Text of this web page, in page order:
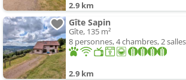
2.9 km
Gîte Sapin
Gîte, 135 m²
8 personnes, 4 chambres, 2
2.9 km